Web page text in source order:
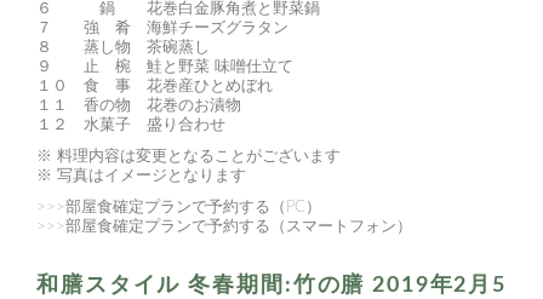
６ 鍋 花巻白金豚角煮と野菜鍋
７ 強 肴 海鮮チーズグラタン
８ 蒸し物 茶碗蒸し
９ 止 椀 鮭と野菜 味噌仕立て
１０ 食 事 花巻産ひとめぼれ
１１ 香の物 花巻のお漬物
１２ 水菓子 盛り合わせ
※ 料理内容は変更となることがございます
※ 写真はイメージとなります
>>>部屋食確定プランで予約する（PC）
>>>部屋食確定プランで予約する（スマートフォン）
和膳スタイル 冬春期間:竹の膳 2019年2月5